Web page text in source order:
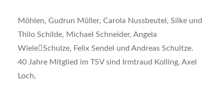
Möhlen, Gudrun Müller, Carola Nussbeutel, Silke und
Thilo Schilde, Michael Schneider, Angela
Wiele￾Schulze, Felix Sendel und Andreas Schultze.
40 Jahre Mitglied im TSV sind Irmtraud Kolling, Axel
Loch,